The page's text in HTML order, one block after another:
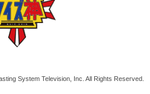
System Television, Inc. All Rights Reserved.